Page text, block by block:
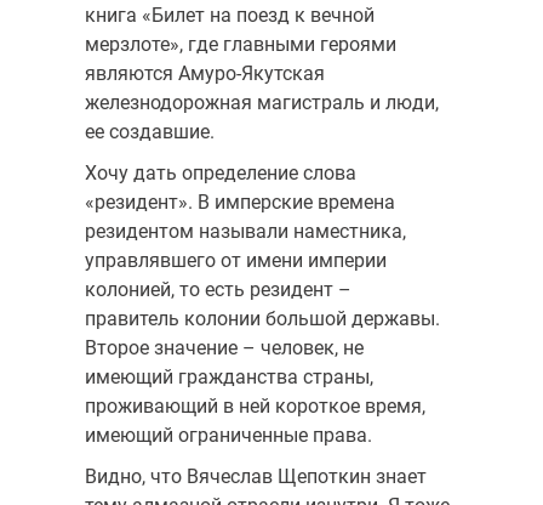
книга «Билет на поезд к вечной
мерзлоте», где главными героями
являются Амуро-Якутская
железнодорожная магистраль и люди,
ее создавшие.
Хочу дать определение слова
«резидент». В имперские времена
резидентом называли наместника,
управлявшего от имени империи
колонией, то есть резидент –
правитель колонии большой державы.
Второе значение – человек, не
имеющий гражданства страны,
проживающий в ней короткое время,
имеющий ограниченные права.
Видно, что Вячеслав Щепоткин знает